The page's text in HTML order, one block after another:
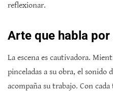
reflexionar.
Arte que habla
La escena es cautivadora.
pinceladas a su obra, el sonido
acompaña su trabajo. Con